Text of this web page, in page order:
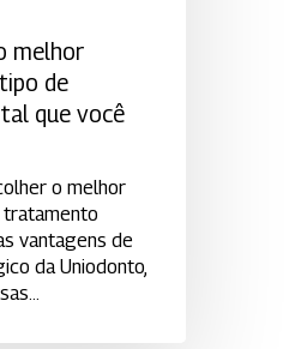
melhor
de
que você
o melhor
tratamento
vantagens de
da Uniodonto,